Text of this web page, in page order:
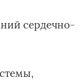
сердечно-